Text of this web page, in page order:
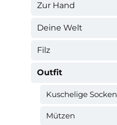
Zur Hand
Deine Welt
Filz
Outfit
Kuschelige Socken
Mützen